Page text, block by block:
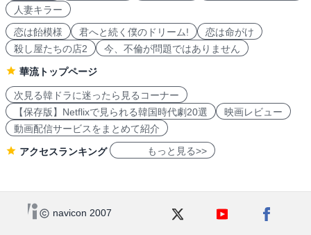
人妻キラー
恋は飴模様
君へと続く僕のドリーム!
恋は命がけ
殺し屋たちの店2
今、不倫が問題ではありません
華流トップページ
次見る韓ドラに迷ったら見るコーナー
【保存版】Netflixで見られる韓国時代劇20選
映画レビュー
動画配信サービスをまとめて紹介
アクセスランキング もっと見る>>
navicon 2007